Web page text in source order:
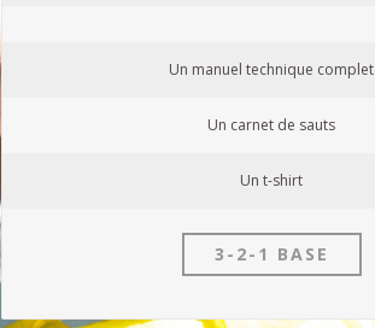
Un manuel technique complet
Un carnet de sauts
Un t-shirt
3-2-1 BASE